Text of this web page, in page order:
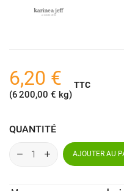
6,20 €
(6 200,00 € kg)
TTC
QUANTITÉ
AJOUTER AU